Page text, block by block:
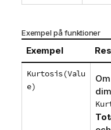
Exempel på funktioner
Exempel
Kurtosis(Valu
e)